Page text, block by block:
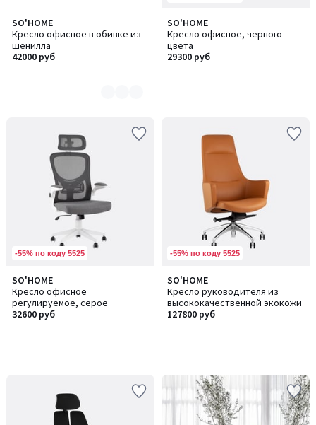
SO'HOME
Кресло офисное в обивке из
шенилла
42000 руб
Количество
цветов:
3
SO'HOME
Кресло офисное, черного
цвета
29300 руб
-55% по коду 5525
SO'HOME
Кресло офисное
регулируемое, серое
32600 руб
-55% по коду 5525
SO'HOME
Кресло руководителя из
высококачественной экокожи
127800 руб